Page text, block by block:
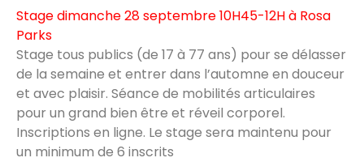
Stage dimanche 28 septembre 10H45-12H à Rosa
Parks
Stage tous publics (de 17 à 77 ans) pour se délasser
de la semaine et entrer dans l’automne en douceur
et avec plaisir. Séance de mobilités articulaires
pour un grand bien être et réveil corporel.
Inscriptions en ligne. Le stage sera maintenu pour
un minimum de 6 inscrits